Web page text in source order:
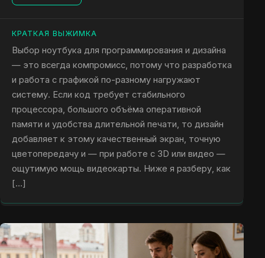
КРАТКАЯ ВЫЖИМКА
Выбор ноутбука для программирования и дизайна
— это всегда компромисс, потому что разработка
и работа с графикой по-разному нагружают
систему. Если код требует стабильного
процессора, большого объёма оперативной
памяти и удобства длительной печати, то дизайн
добавляет к этому качественный экран, точную
цветопередачу и — при работе с 3D или видео —
ощутимую мощь видеокарты. Ниже я разберу, как
[…]